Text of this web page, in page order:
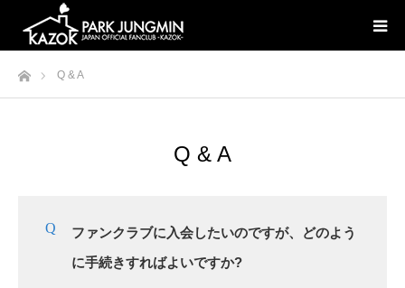
ホームQ & A
Q & A
ファンクラブに入会したいのですが、どのよう
に手続きすればよいですか?